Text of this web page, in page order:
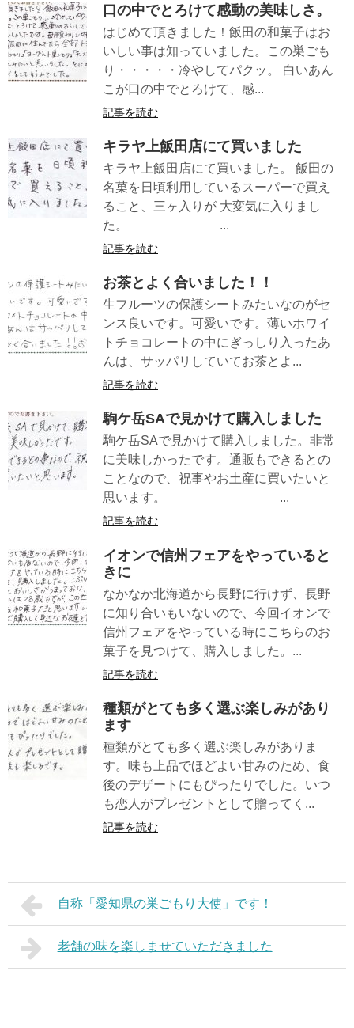
口の中でとろけて感動の美味しさ。
はじめて頂きました！飯田の和菓子はお
いしい事は知っていました。この巣ごも
り・・・・・冷やしてパクッ。 白いあん
こが口の中でとろけて、感...
記事を読む
キラヤ上飯田店にて買いました
キラヤ上飯田店にて買いました。 飯田の
名菓を日頃利用しているスーパーで買え
ること、三ヶ入りが 大変気に入りまし
た。 ...
記事を読む
お茶とよく合いました！！
生フルーツの保護シートみたいなのがセ
ンス良いです。可愛いです。薄いホワイ
トチョコレートの中にぎっしり入ったあ
んは、サッパリしていてお茶とよ...
記事を読む
駒ケ岳SAで見かけて購入しました
駒ケ岳SAで見かけて購入しました。非常
に美味しかったです。通販もできるとの
ことなので、祝事やお土産に買いたいと
思います。 ...
記事を読む
イオンで信州フェアをやっていると
きに
なかなか北海道から長野に行けず、長野
に知り合いもいないので、今回イオンで
信州フェアをやっている時にこちらのお
菓子を見つけて、購入しました。...
記事を読む
種類がとても多く選ぶ楽しみがあり
ます
種類がとても多く選ぶ楽しみがありま
す。味も上品でほどよい甘みのため、食
後のデザートにもぴったりでした。いつ
も恋人がプレゼントとして贈ってく...
記事を読む
自称「愛知県の巣ごもり大使」です！
老舗の味を楽しませていただきました